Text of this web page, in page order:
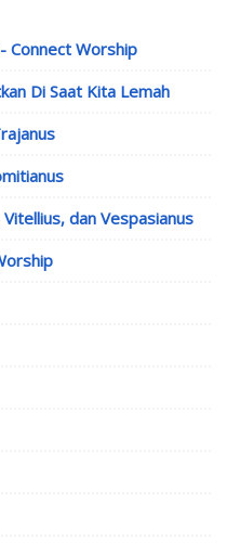
Connect Worship
Di Saat Kita Lemah
dan Vespasianus